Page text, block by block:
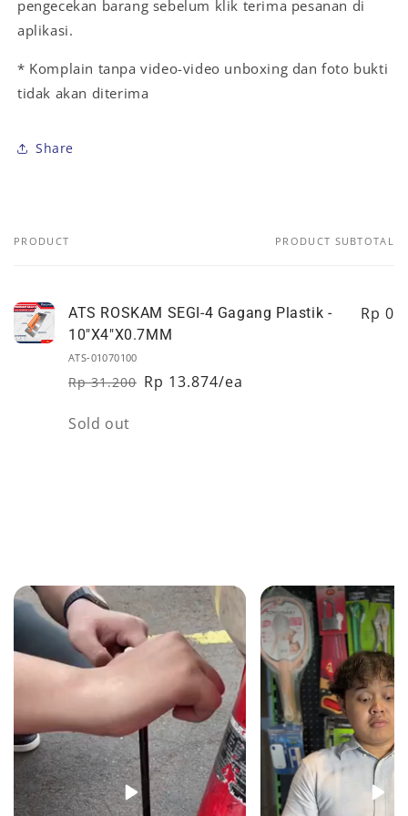
pengecekan barang sebelum klik terima pesanan di
aplikasi.
* Komplain tanpa video-video unboxing dan foto bukti
tidak akan diterima
Share
Your
PRODUCT PRODUCT SUBTOTAL
ATS ROSKAM SEGI-4 Gagang Plastik -
10"X4"X0.7MM
ATS-01070100
Regular
Rp 31.200
Sale
Rp 13.874/ea
Rp 0
Quantity
Sold out